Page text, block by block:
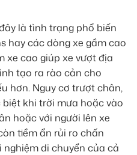
là tình trạng phổ biến
hay các dòng xe gầm cao
xe cao giúp xe vượt địa
tạo ra rào cản cho
hơn. Nguy cơ trượt chân,
khi trời mưa hoặc vào
hoặc với người lên xe
tiềm ẩn rủi ro chấn
di chuyển của cả